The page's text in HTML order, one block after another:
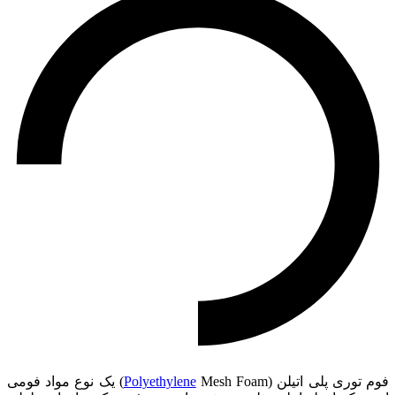
فوم توری پلی اتیلن ( PolyethyleneMesh Foam) یک نوع مواد فومی